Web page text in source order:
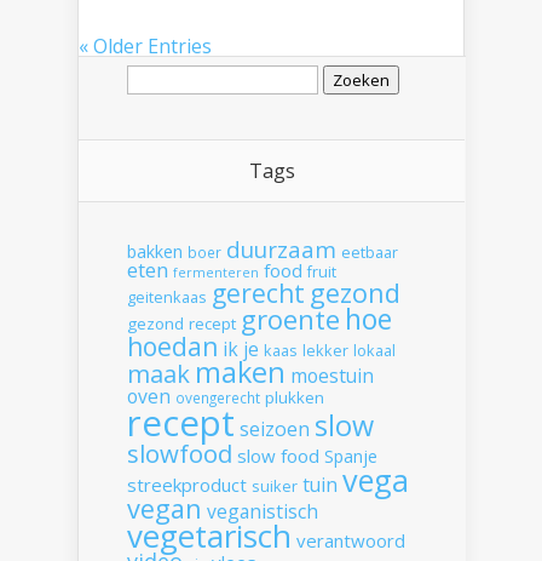
« Older Entries
Zoeken
Tags
bakken boer duurzaam eetbaar
eten fermenteren food fruit
geitenkaas gerecht gezond
gezond recept groente hoe
hoedan ik je kaas lekker lokaal
maak maken moestuin
oven ovengerecht plukken
recept seizoen slow
slowfood slow food Spanje
streekproduct suiker tuin vega
vegan veganistisch
vegetarisch verantwoord